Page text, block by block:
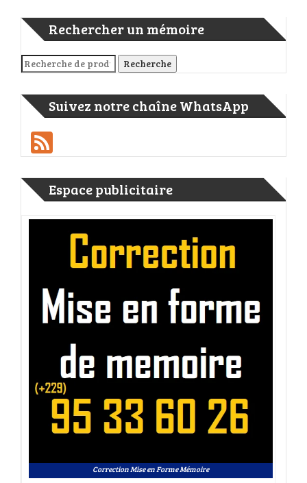
Rechercher un mémoire
Recherche pour : Recherche
Suivez notre chaîne WhatsApp
Espace publicitaire
Correction Mise en Forme Mémoire